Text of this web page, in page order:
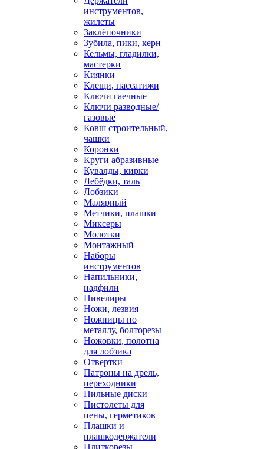
инструментов,
жилеты
Заклёпочники
Зубила, пики, керн
Кельмы, гладилки,
мастерки
Киянки
Клещи, пассатижи
Ключи гаечные
Ключи разводные/
газовые
Ковш строительный,
чашки
Коронки
Круги абразивные
Кувалды, кирки
Лебёдки, таль
Лобзики
Малярный
Метчики, плашки
Миксеры
Молотки
Монтажный
Наборы
инструментов
Напильники,
надфили
Нивелиры
Ножи, лезвия
Ножницы по
металлу, болторезы
Ножовки, полотна
для лобзика
Отвертки
Патроны на дрель,
переходники
Пильные диски
Пистолеты для
пены, герметиков
Плашки и
плашкодержатели
Плиткорезы,